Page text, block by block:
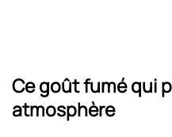
Ce goût fumé qui
atmosphère